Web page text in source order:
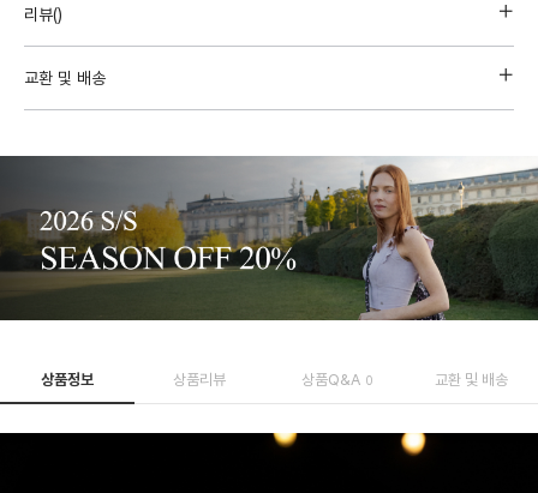
리뷰()
교환 및 배송
상품정보 상품리뷰 상품Q&A 0 교환 및 배송